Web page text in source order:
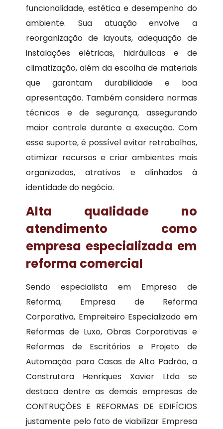
funcionalidade, estética e desempenho do
ambiente. Sua atuação envolve a
reorganização de layouts, adequação de
instalações elétricas, hidráulicas e de
climatização, além da escolha de materiais
que garantam durabilidade e boa
apresentação. Também considera normas
técnicas e de segurança, assegurando
maior controle durante a execução. Com
esse suporte, é possível evitar retrabalhos,
otimizar recursos e criar ambientes mais
organizados, atrativos e alinhados à
identidade do negócio.
Alta qualidade no
atendimento como
empresa especializada em
reforma comercial
Sendo especialista em Empresa de
Reforma, Empresa de Reforma
Corporativa, Empreiteiro Especializado em
Reformas de Luxo, Obras Corporativas e
Reformas de Escritórios e Projeto de
Automação para Casas de Alto Padrão, a
Construtora Henriques Xavier Ltda se
destaca dentre as demais empresas de
CONTRUÇÕES E REFORMAS DE EDIFÍCIOS
justamente pelo fato de viabilizar Empresa